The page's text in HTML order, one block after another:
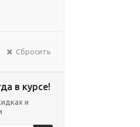
Сбросить
в курсе!
и